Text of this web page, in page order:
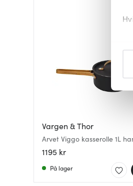
Vargen & Thor
Arvet Viggo kasserolle 1L
svart
1195 kr
På lager